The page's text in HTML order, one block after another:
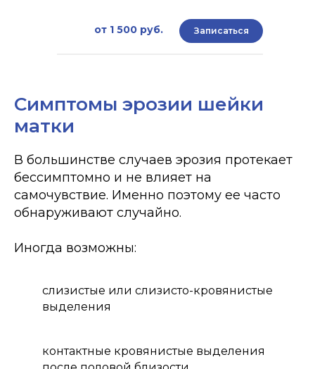
Записаться
от 1 500 руб.
Симптомы эрозии шейки
матки
В большинстве случаев эрозия протекает
бессимптомно и не влияет на
самочувствие. Именно поэтому ее часто
обнаруживают случайно.
Иногда возможны:
слизистые или слизисто-кровянистые
выделения
контактные кровянистые выделения